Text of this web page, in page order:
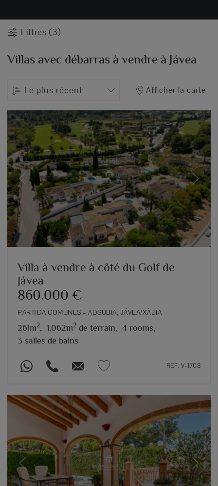
Filtres (3)
Villas avec débarras à vendre à Jávea
Le plus récent Afficher la carte
Previous Next
Villa à vendre à côté du Golf de
Jávea
860.000 €
PARTIDA COMUNES – ADSUBIA, JÁVEA/XÀBIA
261m2, 1.062m2 de terrain, 4 rooms,
3 salles de bains
REF. V-1708
Previous Next